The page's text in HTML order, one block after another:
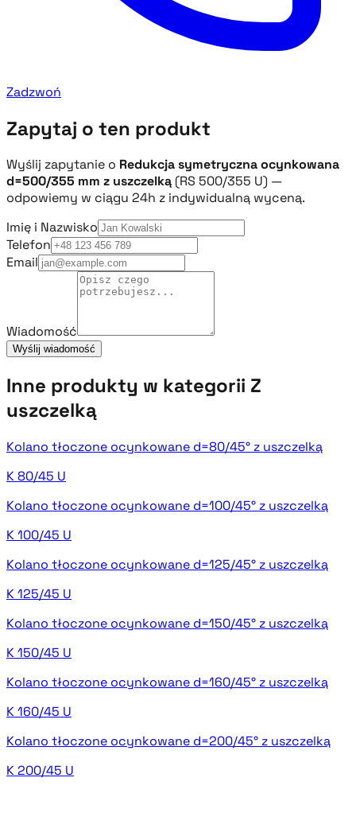
Zadzwoń
Zapytaj o ten produkt
Wyślij zapytanie o Redukcja symetryczna ocynkowana
d=500/355 mm z uszczelką (RS 500/355 U) —
odpowiemy w ciągu 24h z indywidualną wyceną.
Imię i Nazwisko
Telefon
Email
Wiadomość
Wyślij wiadomość
Inne produkty w kategorii Z
uszczelką
Kolano tłoczone ocynkowane d=80/45° z uszczelką
K 80/45 U
Kolano tłoczone ocynkowane d=100/45° z uszczelką
K 100/45 U
Kolano tłoczone ocynkowane d=125/45° z uszczelką
K 125/45 U
Kolano tłoczone ocynkowane d=150/45° z uszczelką
K 150/45 U
Kolano tłoczone ocynkowane d=160/45° z uszczelką
K 160/45 U
Kolano tłoczone ocynkowane d=200/45° z uszczelką
K 200/45 U